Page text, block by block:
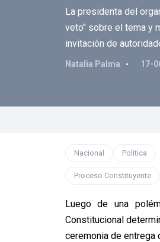
La presidenta del
veto" sobre el tema y
invitación de
Natalia Palma 17-
Nacional Política
Proceso Constituyente
Luego de una
Constitucional
ceremonia de entrega